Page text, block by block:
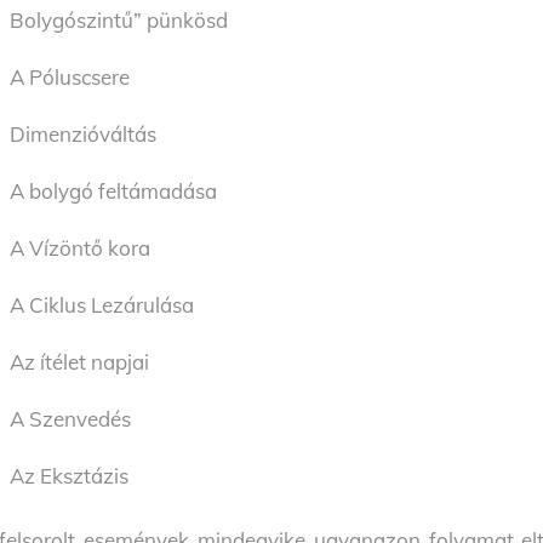
Bolygószintű” pünkösd
A Póluscsere
Dimenzióváltás
A bolygó feltámadása
A Vízöntő kora
A Ciklus Lezárulása
Az ítélet napjai
A Szenvedés
Az Eksztázis